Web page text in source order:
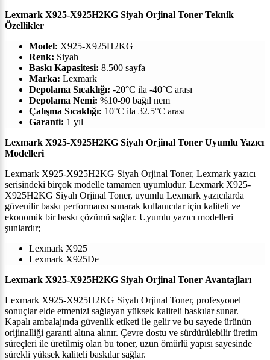
Lexmark X925-X925H2KG Siyah Orjinal Toner Teknik
Özellikler
Model: X925-X925H2KG
Renk: Siyah
Baskı Kapasitesi: 8.500 sayfa
Marka: Lexmark
Depolama Sıcaklığı: -20°C ila -40°C arası
Depolama Nemi: %10-90 bağıl nem
Çalışma Sıcaklığı: 10°C ila 32.5°C arası
Garanti: 1 yıl
Lexmark X925-X925H2KG Siyah Orjinal Toner Uyumlu Yazıcı
Modelleri
Lexmark X925-X925H2KG Siyah Orjinal Toner, Lexmark yazıcı
serisindeki birçok modelle tamamen uyumludur. Lexmark X925-
X925H2KG Siyah Orjinal Toner, uyumlu Lexmark yazıcılarda
güvenilir baskı performansı sunarak kullanıcılar için kaliteli ve
ekonomik bir baskı çözümü sağlar. Uyumlu yazıcı modelleri
şunlardır;
Lexmark X925
Lexmark X925De
Lexmark X925-X925H2KG Siyah Orjinal Toner Avantajları
Lexmark X925-X925H2KG Siyah Orjinal Toner, profesyonel
sonuçlar elde etmenizi sağlayan yüksek kaliteli baskılar sunar.
Kapalı ambalajında güvenlik etiketi ile gelir ve bu sayede ürünün
orijinalliği garanti altına alınır. Çevre dostu ve sürdürülebilir üretim
süreçleri ile üretilmiş olan bu toner, uzun ömürlü yapısı sayesinde
sürekli yüksek kaliteli baskılar sağlar.